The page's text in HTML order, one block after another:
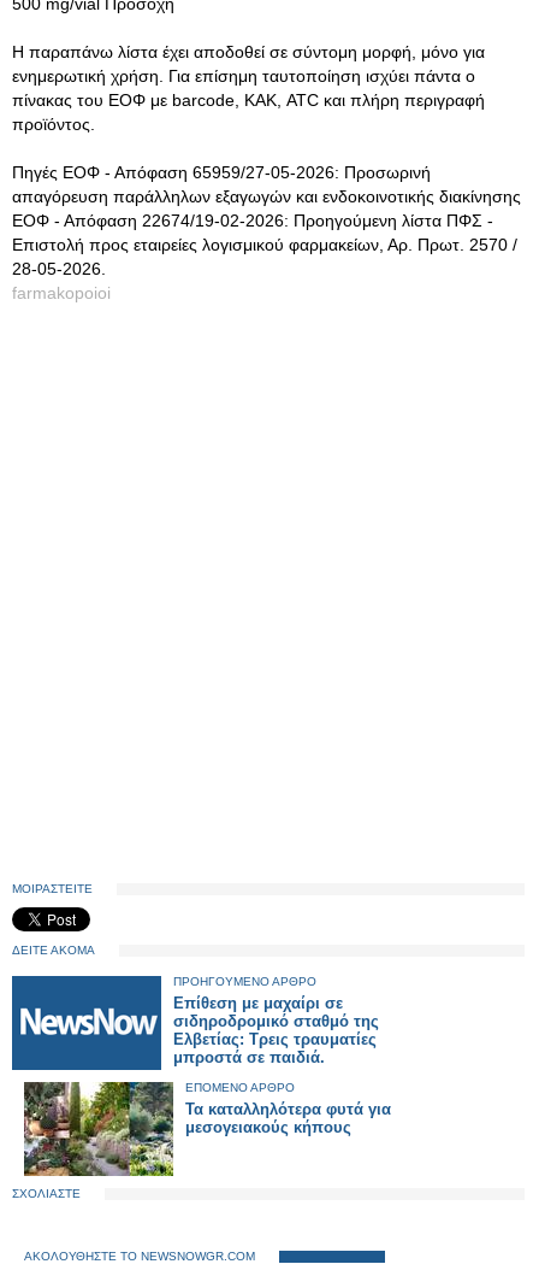
Η παραπάνω λίστα έχει αποδοθεί σε σύντομη μορφή, μόνο για
ενημερωτική χρήση. Για επίσημη ταυτοποίηση ισχύει πάντα ο
πίνακας του ΕΟΦ με barcode, ΚΑΚ, ATC και πλήρη περιγραφή
προϊόντος.
Πηγές ΕΟΦ - Απόφαση 65959/27-05-2026: Προσωρινή
απαγόρευση παράλληλων εξαγωγών και ενδοκοινοτικής διακίνησης
ΕΟΦ - Απόφαση 22674/19-02-2026: Προηγούμενη λίστα ΠΦΣ -
Επιστολή προς εταιρείες λογισμικού φαρμακείων, Αρ. Πρωτ. 2570 /
28-05-2026.
farmakopoioi
ΜΟΙΡΑΣΤΕΙΤΕ
ΔΕΙΤΕ ΑΚΟΜΑ
ΠΡΟΗΓΟΥΜΕΝΟ ΑΡΘΡΟ
Επίθεση με μαχαίρι σε
σιδηροδρομικό σταθμό της
Ελβετίας: Τρεις τραυματίες
μπροστά σε παιδιά.
ΕΠΟΜΕΝΟ ΑΡΘΡΟ
Τα καταλληλότερα φυτά για
μεσογειακούς κήπους
ΣΧΟΛΙΑΣΤΕ
ΑΚΟΛΟΥΘΗΣΤΕ ΤΟ NEWSNOWGR.COM